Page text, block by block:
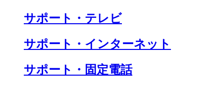
サポート・テレビ
サポート・インターネット
サポート・固定電話